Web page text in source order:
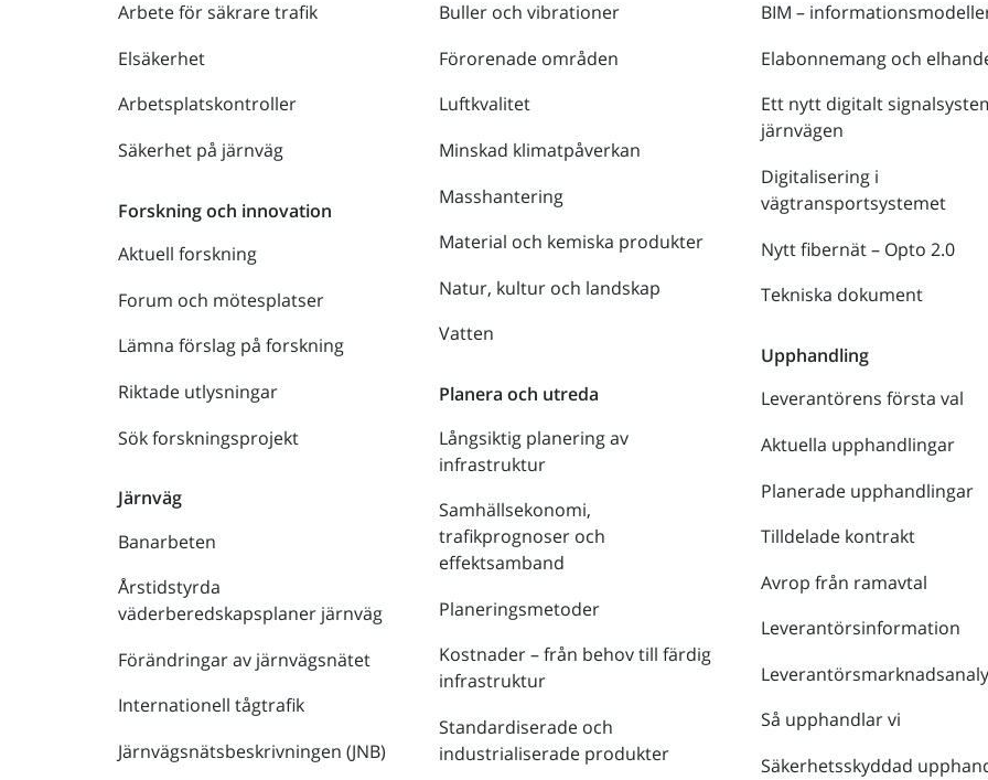
Arbete för säkrare trafik
Elsäkerhet
Arbetsplatskontroller
Säkerhet på järnväg
Forskning och innovation
Aktuell forskning
Forum och mötesplatser
Lämna förslag på forskning
Riktade utlysningar
Sök forskningsprojekt
Järnväg
Banarbeten
Årstidstyrda
väderberedskapsplaner järnväg
Förändringar av järnvägsnätet
Internationell tågtrafik
Järnvägsnätsbeskrivningen (JNB)
Buller och vibrationer
Förorenade områden
Luftkvalitet
Minskad klimatpåverkan
Masshantering
Material och kemiska produkter
Natur, kultur och landskap
Vatten
Planera och utreda
Långsiktig planering av
infrastruktur
Samhällsekonomi,
trafikprognoser och
effektsamband
Planeringsmetoder
Kostnader – från behov till färdig
infrastruktur
Standardiserade och
industrialiserade produkter
BIM –
Elabonnemang och
Ett nytt digitalt
järnvägen
Digitalisering i
vägtransportsystemet
Nytt fibernät – Opto 2.0
Tekniska dokument
Upphandling
Leverantörens första val
Aktuella upphandlingar
Planerade upphandlingar
Tilldelade kontrakt
Avrop från ramavtal
Leverantörsinformation
Så upphandlar vi
Säkerhetsskyddad